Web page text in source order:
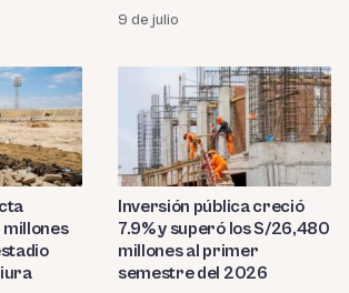
9 de julio
millones
Inversión pública creció
7.9% y superó los S/26,480
millones al primer
semestre del 2026